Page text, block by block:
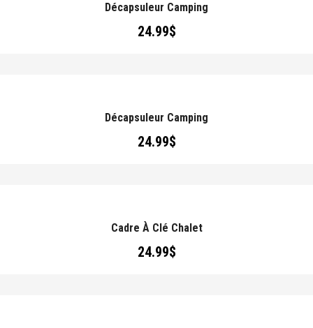
Décapsuleur Camping
24.99$
Décapsuleur Camping
24.99$
Cadre À Clé Chalet
24.99$